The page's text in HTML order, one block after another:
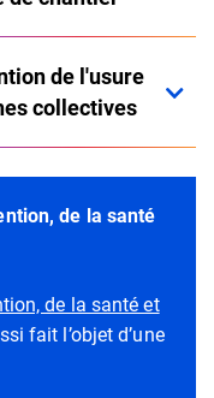
de l'usure
collectives
de la santé
de la santé et
fait l’objet d’une